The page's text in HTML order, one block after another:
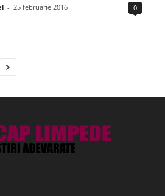
- 25 februarie 2016 0